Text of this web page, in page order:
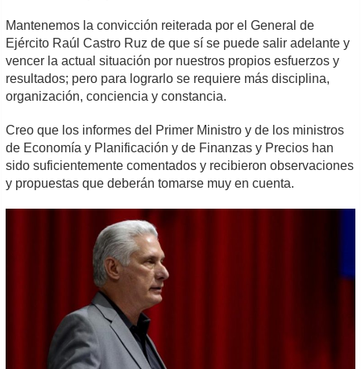
Mantenemos la convicción reiterada por el General de
Ejército Raúl Castro Ruz de que sí se puede salir adelante y
vencer la actual situación por nuestros propios esfuerzos y
resultados; pero para lograrlo se requiere más disciplina,
organización, conciencia y constancia.
Creo que los informes del Primer Ministro y de los ministros
de Economía y Planificación y de Finanzas y Precios han
sido suficientemente comentados y recibieron observaciones
y propuestas que deberán tomarse muy en cuenta.